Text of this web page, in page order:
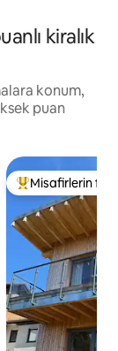
kiralık
konum,
puan
4,95
Misafirlerin
Misafirlerin